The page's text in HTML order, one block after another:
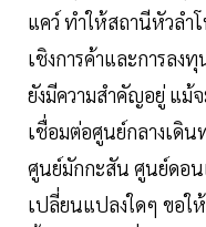
แคว์ ทำให้สถานีหัวลำ
เชิงการค้าและการลง
ยังมีความสำคัญอยู่ แม้
เชื่อมต่อศูนย์กลางเดิ
ศูนย์มักกะสัน ศูนย์ดอน
เปลี่ยนแปลงใดๆ ขอใ